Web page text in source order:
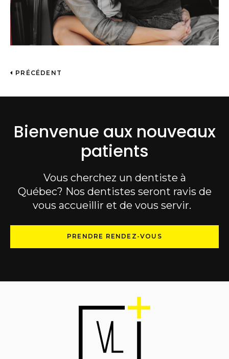
PRÉCÉDENT
Bienvenue aux nouveaux
patients
Vous cherchez un dentiste à
Québec? Nos dentistes seront ravis de
vous accueillir et de vous servir.
PRENDRE RENDEZ-VOUS